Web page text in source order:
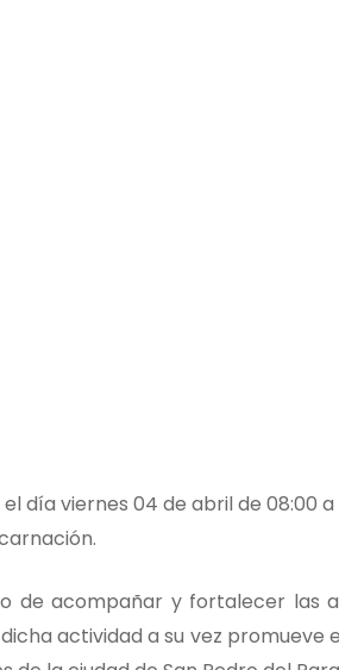
día viernes 04 de abril de 08:00
de acompañar y fortalecer las
actividad a su vez promueve